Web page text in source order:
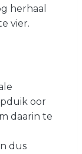
herhaal
vier.
oor
daarin te
dus